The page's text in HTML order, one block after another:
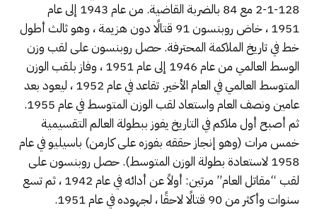
128-1-2 مع 84 بالضربة القاضية. من عام 1943 إلى عام
1951 ، خاض روبنسون 91 قتالًا دون هزيمة ، وهو ثالث أطول
خط في تاريخ الملاكمة المحترفة. حصل روبنسون على لقب وزن
الوسط العالمي من عام 1946 إلى عام 1951 ، وفاز بلقب الوزن
المتوسط ​​العالمي في العام الأخير. تقاعد في عام 1952 ، ليعود بعد
عامين ونصف العام واستعاد لقب الوزن المتوسط ​​في عام 1955.
ثم أصبح أول ملاكم في التاريخ يفوز ببطولة العالم التقسيمية
خمس مرات (وهو إنجاز حققه بفوزه على كارمن) باسيليو في عام
1958 لاستعادة بطولة الوزن المتوسط). حصل روبنسون على
لقب “مقاتل العام” مرتين: أولاً عن أدائه في عام 1942 ، ثم تسع
سنوات وأكثر من 90 قتالًا لاحقًا ، لجهوده في عام 1951.